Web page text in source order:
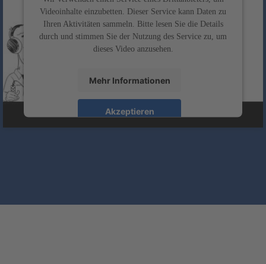
Videoinhalte einzubetten. Dieser Service kann Daten zu
Ihren Aktivitäten sammeln. Bitte lesen Sie die Details
durch und stimmen Sie der Nutzung des Service zu, um
dieses Video anzusehen.
Mehr Informationen
Akzeptieren